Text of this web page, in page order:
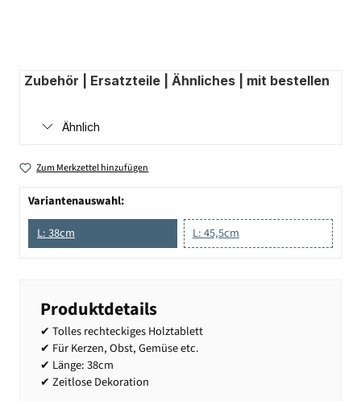
Zubehör | Ersatzteile | Ähnliches | mit bestellen
Ähnlich
Zum Merkzettel hinzufügen
Variantenauswahl:
L: 38cm
L: 45,5cm
Produktdetails
✔ Tolles rechteckiges Holztablett
✔ Für Kerzen, Obst, Gemüse etc.
✔ Länge: 38cm
✔ Zeitlose Dekoration